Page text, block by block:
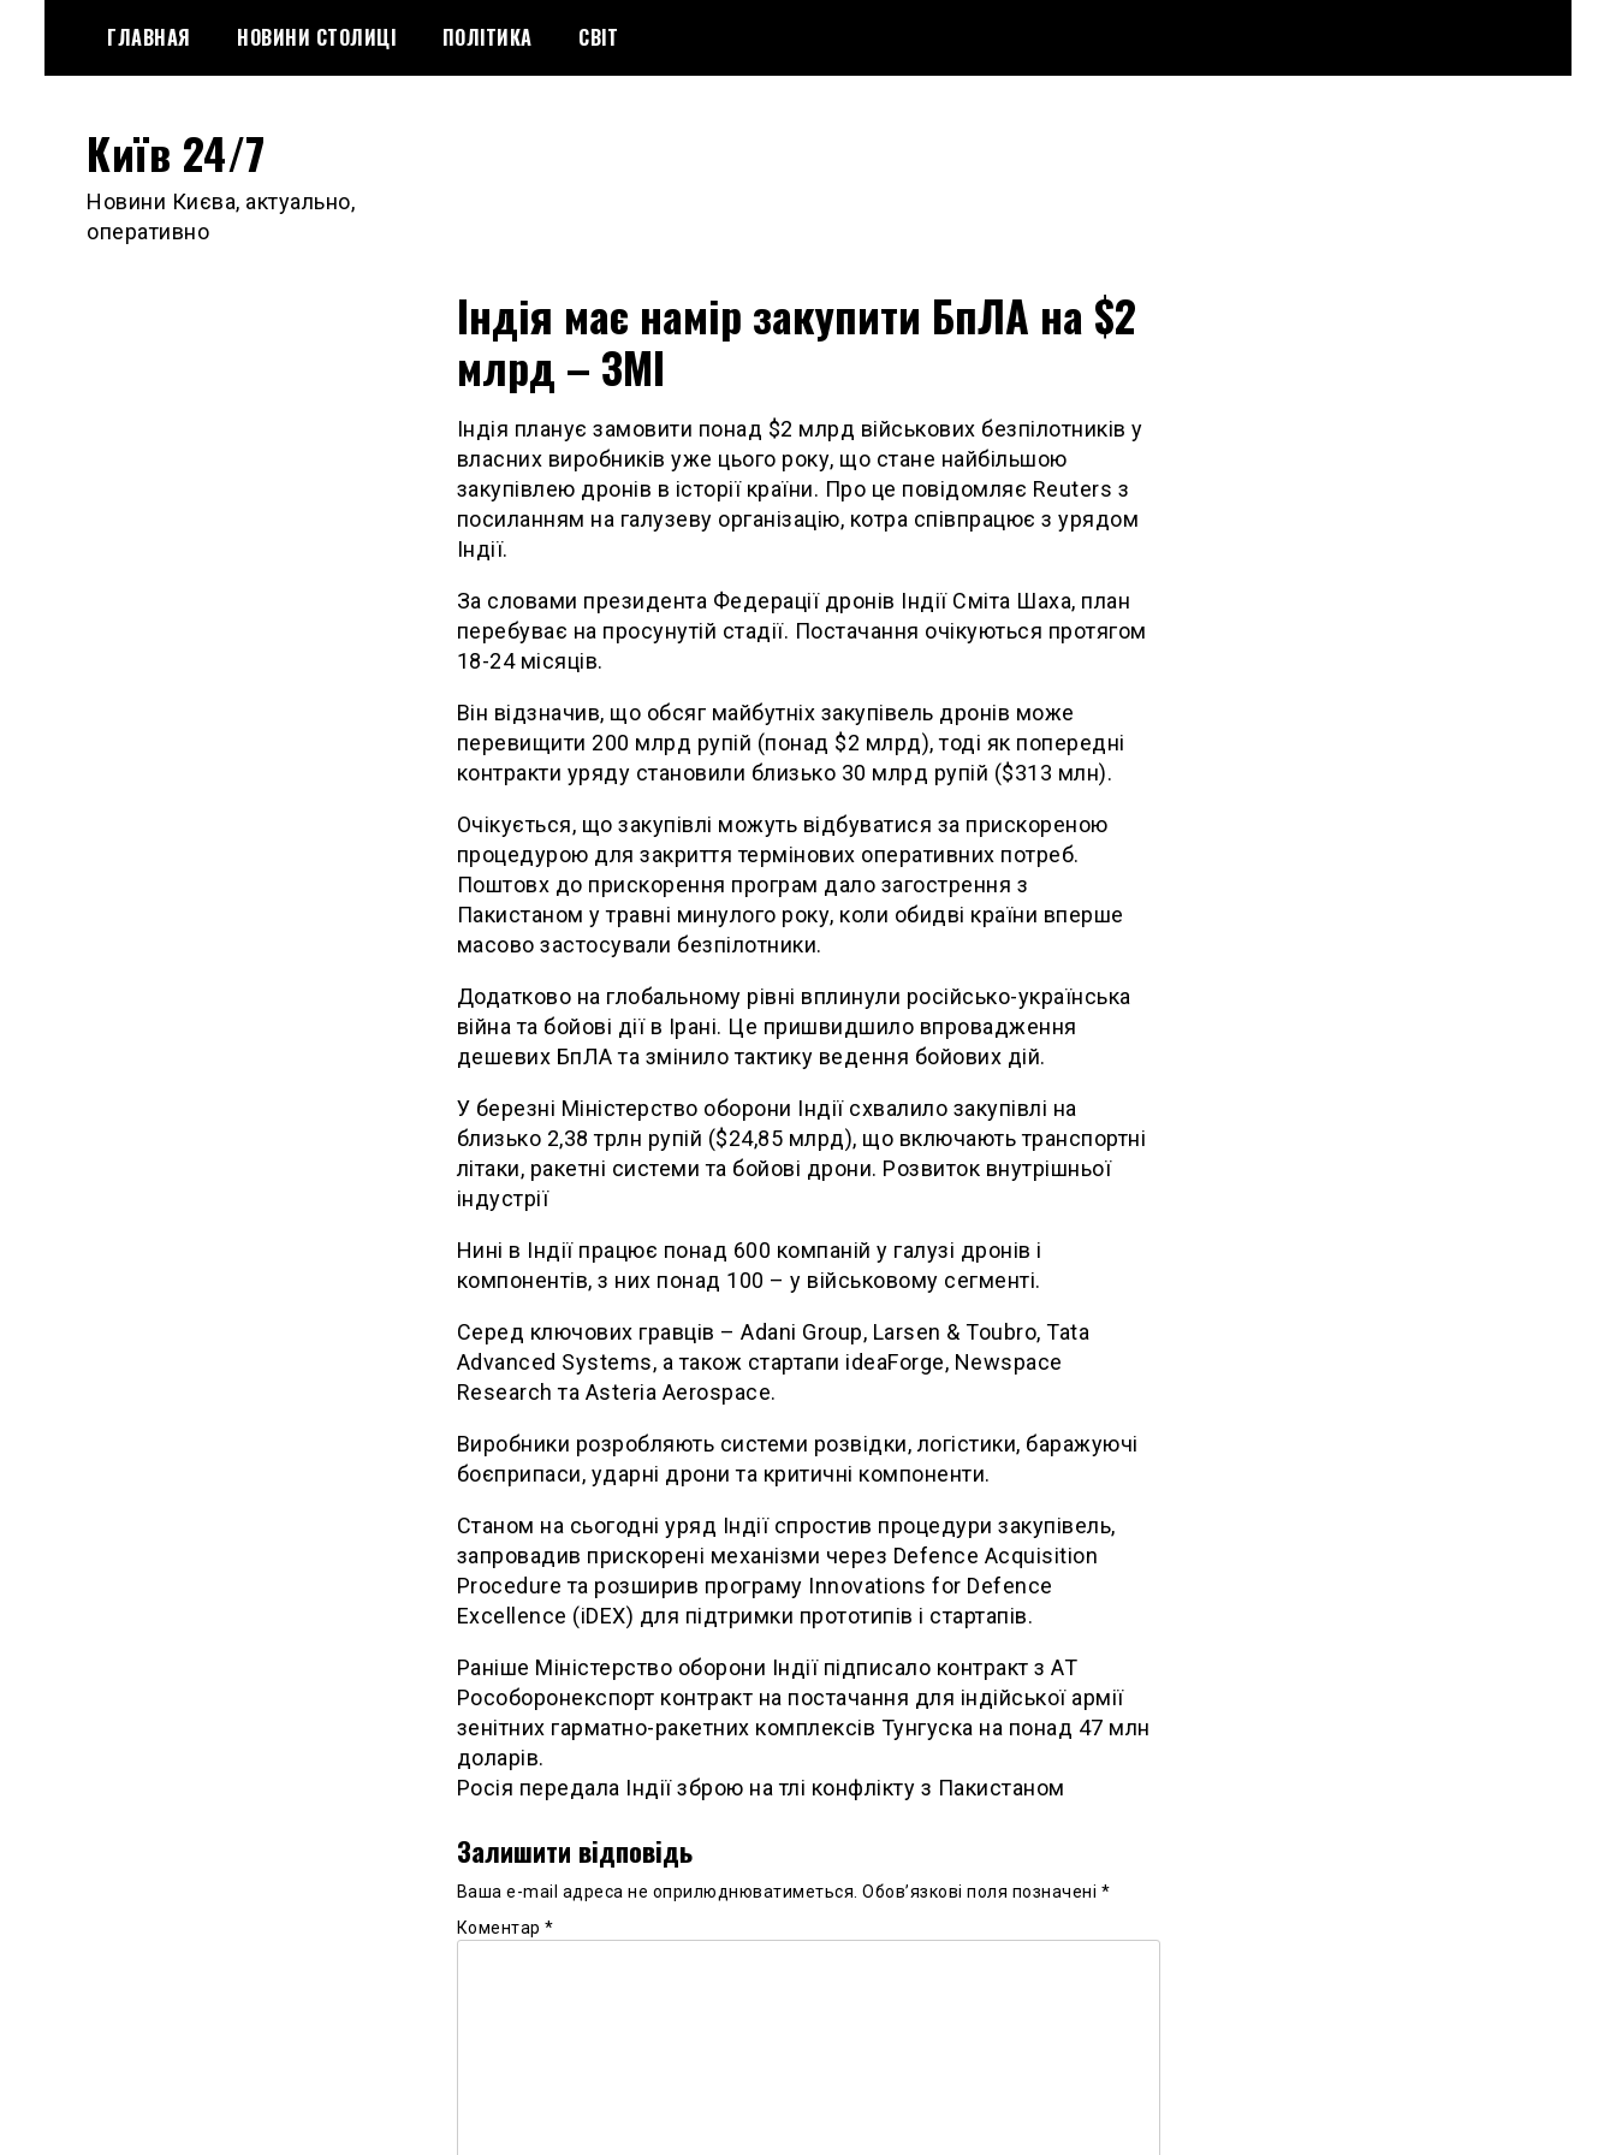
content
ГЛАВНАЯ НОВИНИ СТОЛИЦІ ПОЛІТИКА СВІТ
Київ 24/7
Новини Києва, актуально,
оперативно
Індія має намір закупити БпЛА на $2
млрд – ЗМІ
Індія планує замовити понад $2 млрд військових безпілотників у
власних виробників уже цього року, що стане найбільшою
закупівлею дронів в історії країни. Про це повідомляє Reuters з
посиланням на галузеву організацію, котра співпрацює з урядом
Індії.
За словами президента Федерації дронів Індії Сміта Шаха, план
перебуває на просунутій стадії. Постачання очікуються протягом
18-24 місяців.
Він відзначив, що обсяг майбутніх закупівель дронів може
перевищити 200 млрд рупій (понад $2 млрд), тоді як попередні
контракти уряду становили близько 30 млрд рупій ($313 млн).
Очікується, що закупівлі можуть відбуватися за прискореною
процедурою для закриття термінових оперативних потреб.
Поштовх до прискорення програм дало загострення з
Пакистаном у травні минулого року, коли обидві країни вперше
масово застосували безпілотники.
Додатково на глобальному рівні вплинули російсько-українська
війна та бойові дії в Ірані. Це пришвидшило впровадження
дешевих БпЛА та змінило тактику ведення бойових дій.
У березні Міністерство оборони Індії схвалило закупівлі на
близько 2,38 трлн рупій ($24,85 млрд), що включають транспортні
літаки, ракетні системи та бойові дрони. Розвиток внутрішньої
індустрії
Нині в Індії працює понад 600 компаній у галузі дронів і
компонентів, з них понад 100 – у військовому сегменті.
Серед ключових гравців – Adani Group, Larsen & Toubro, Tata
Advanced Systems, а також стартапи ideaForge, Newspace
Research та Asteria Aerospace.
Виробники розробляють системи розвідки, логістики, баражуючі
боєприпаси, ударні дрони та критичні компоненти.
Станом на сьогодні уряд Індії спростив процедури закупівель,
запровадив прискорені механізми через Defence Acquisition
Procedure та розширив програму Innovations for Defence
Excellence (iDEX) для підтримки прототипів і стартапів.
Раніше Міністерство оборони Індії підписало контракт з АТ
Рособоронекспорт контракт на постачання для індійської армії
зенітних гарматно-ракетних комплексів Тунгуска на понад 47 млн
доларів.
Росія передала Індії зброю на тлі конфлікту з Пакистаном
Залишити відповідь
Ваша e-mail адреса не оприлюднюватиметься. Обов’язкові поля позначені *
Коментар *